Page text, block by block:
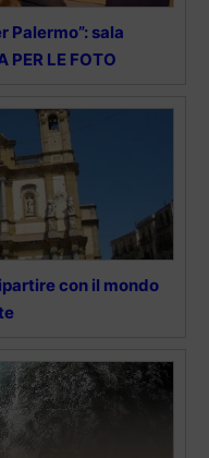
Palermo”: sala
LE FOTO
con il mondo